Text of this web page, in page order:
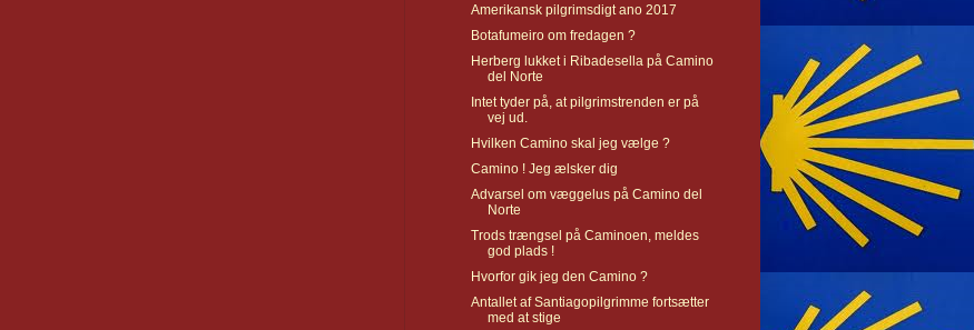
Amerikansk pilgrimsdigt ano 2017
Botafumeiro om fredagen ?
Herberg lukket i Ribadesella på Camino
del Norte
Intet tyder på, at pilgrimstrenden er på
vej ud.
Hvilken Camino skal jeg vælge ?
Camino ! Jeg ælsker dig
Advarsel om væggelus på Camino del
Norte
Trods trængsel på Caminoen, meldes
god plads !
Hvorfor gik jeg den Camino ?
Antallet af Santiagopilgrimme fortsætter
med at stige